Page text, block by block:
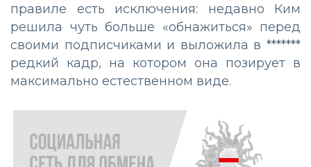
правиле есть исключения: недавно Ким
решила чуть больше «обнажиться» перед
своими подписчиками и выложила в *******
редкий кадр, на котором она позирует в
максимально естественном виде.